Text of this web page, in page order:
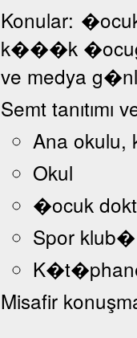
Konular:
k���k
ve medya
Semt
Ana okulu,
Okul
�ocuk
Spor klub�
Misafir